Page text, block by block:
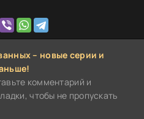
– новые серии и
комментарий и
чтобы не пропускать